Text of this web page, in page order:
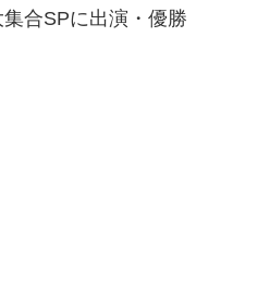
合SPに出演・優勝